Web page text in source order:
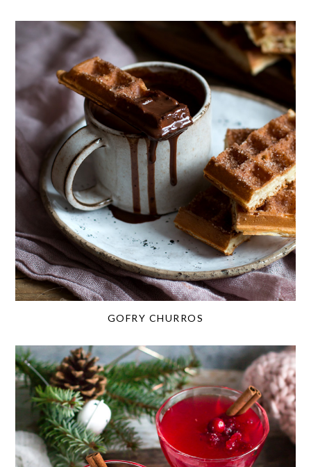
GOFRY CHURROS